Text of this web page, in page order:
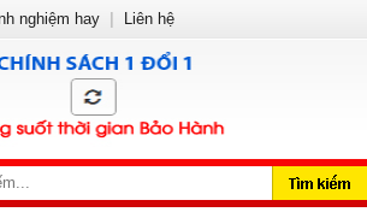
nghiệm hay Liên hệ